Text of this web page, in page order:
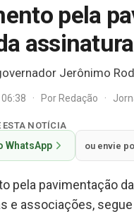
pela
Jerônimo
06:38 · PorRedação ·
ESTA NOTÍCIA
WhatsApp ou envie
pela pavimentação
e associações,